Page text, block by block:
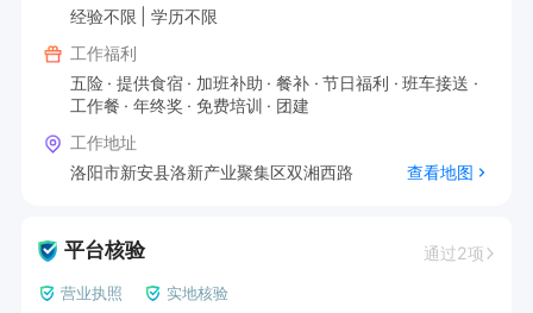
经验不限
学历不限
工作福利
五险
提供食宿 加班补助 餐补 节日福利
班车接送
工作餐
年终奖 免费培训
团建
工作地址
洛阳市新安县洛新产业聚集区双湘西路
查看地图
平台核验 通过2项
营业执照 实地核验